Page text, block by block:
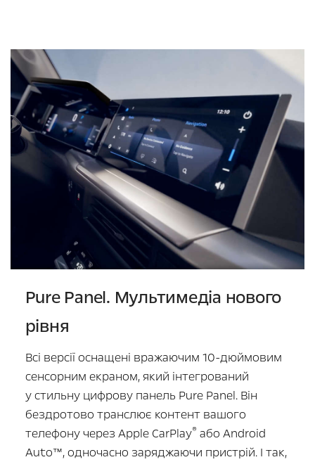
Pure Panel. Мультимедіа нового
рівня
Всі версії оснащені вражаючим 10-дюймовим
сенсорним екраном, який інтегрований
у стильну цифрову панель Pure Panel. Він
бездротово транслює контент вашого
телефону через Apple CarPlay®або Android
Auto™, одночасно заряджаючи пристрій. І так,